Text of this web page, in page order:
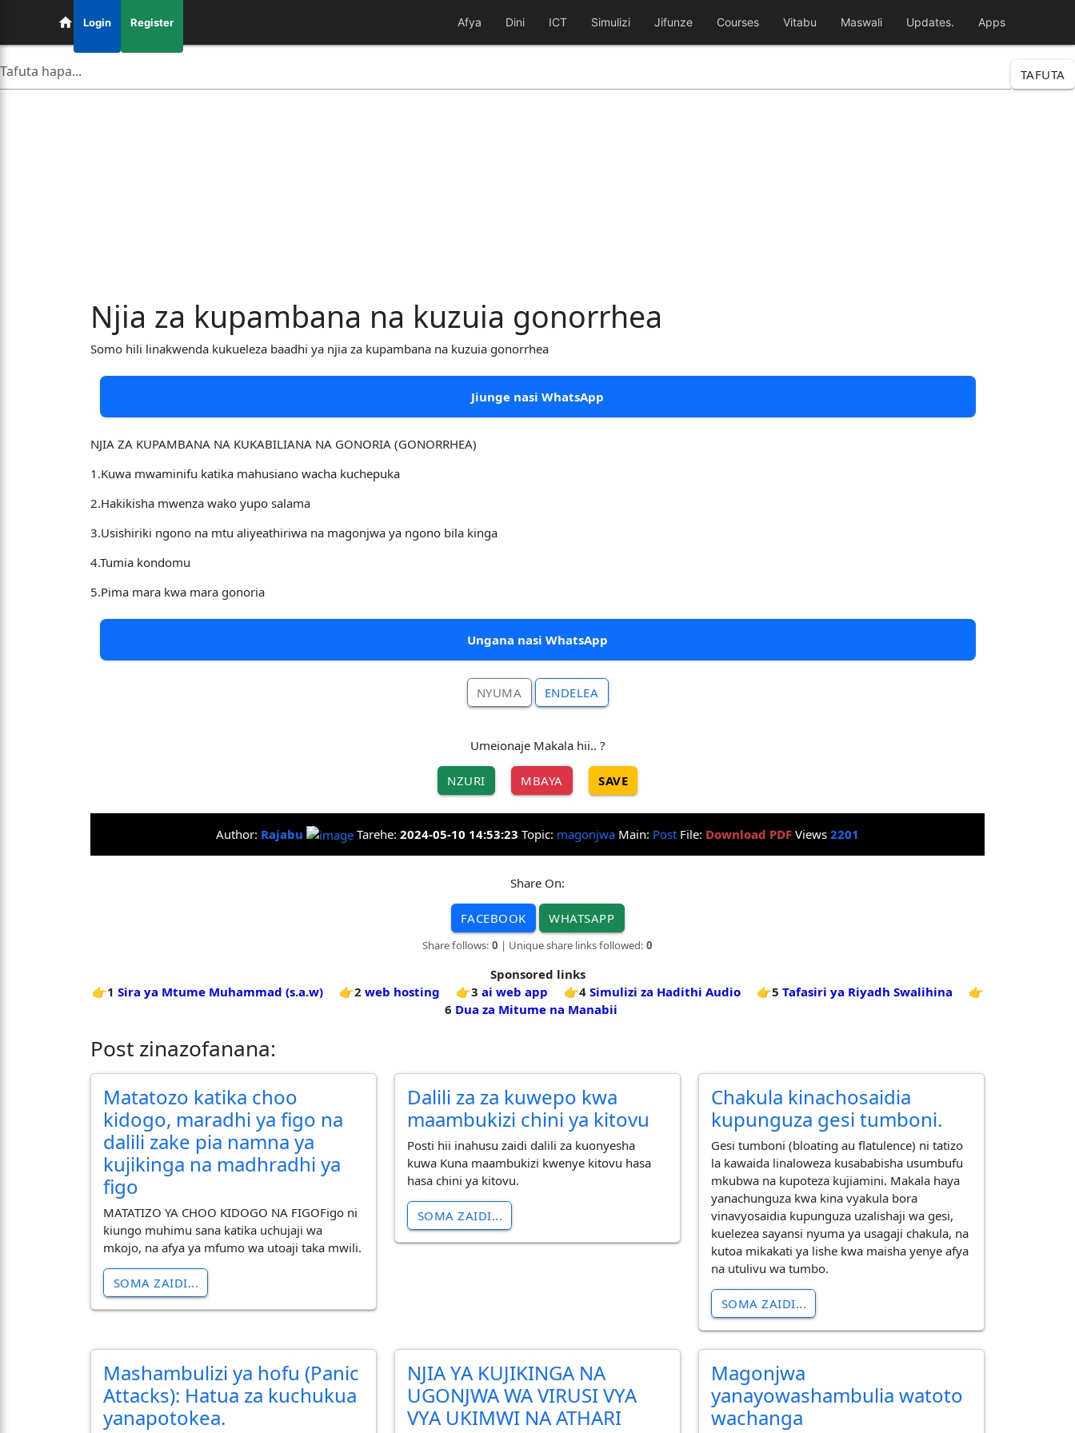
Login Register Afya Dini ICT Simulizi Jifunze Courses Vitabu Maswali Updates. Apps
TAFUTA
Njia za kupambana na kuzuia gonorrhea
Somo hili linakwenda kukueleza baadhi ya njia za kupambana na kuzuia gonorrhea
Jiunge nasi WhatsApp
NJIA ZA KUPAMBANA NA KUKABILIANA NA GONORIA (GONORRHEA)
1.Kuwa mwaminifu katika mahusiano wacha kuchepuka
2.Hakikisha mwenza wako yupo salama
3.Usishiriki ngono na mtu aliyeathiriwa na magonjwa ya ngono bila kinga
4.Tumia kondomu
5.Pima mara kwa mara gonoria
Ungana nasi WhatsApp
NYUMA ENDELEA
Umeionaje Makala hii.. ?
NZURI MBAYA SAVE
Author: Rajabu Tarehe: 2024-05-10 14:53:23 Topic: magonjwa Main: Post File: Download PDF Views 2201
Share On:
FACEBOOK WHATSAPP
Share follows: 0 | Unique share links followed: 0
Sponsored links
👉1 Sira ya Mtume Muhammad (s.a.w) 👉2 web hosting 👉3 ai web app 👉4 Simulizi za Hadithi Audio 👉5 Tafasiri ya Riyadh Swalihina
👉
6 Dua za Mitume na Manabii
Post zinazofanana:
Matatozo katika choo
kidogo, maradhi ya figo na
dalili zake pia namna ya
kujikinga na madhradhi ya
figo
MATATIZO YA CHOO KIDOGO NA FIGOFigo ni
kiungo muhimu sana katika uchujaji wa
mkojo, na afya ya mfumo wa utoaji taka mwili.
SOMA ZAIDI...
Dalili za za kuwepo kwa
maambukizi chini ya kitovu
Posti hii inahusu zaidi dalili za kuonyesha
kuwa Kuna maambukizi kwenye kitovu hasa
hasa chini ya kitovu.
SOMA ZAIDI...
Chakula kinachosaidia
kupunguza gesi tumboni.
​Gesi tumboni (bloating au flatulence) ni tatizo
la kawaida linaloweza kusababisha usumbufu
mkubwa na kupoteza kujiamini. Makala haya
yanachunguza kwa kina vyakula bora
vinavyosaidia kupunguza uzalishaji wa gesi,
kuelezea sayansi nyuma ya usagaji chakula, na
kutoa mikakati ya lishe kwa maisha yenye afya
na utulivu wa tumbo.
SOMA ZAIDI...
Mashambulizi ya hofu (Panic
Attacks): Hatua za kuchukua
yanapotokea.
NJIA YA KUJIKINGA NA
UGONJWA WA VIRUSI VYA
VYA UKIMWI NA ATHARI
Magonjwa
yanayowashambulia watoto
wachanga